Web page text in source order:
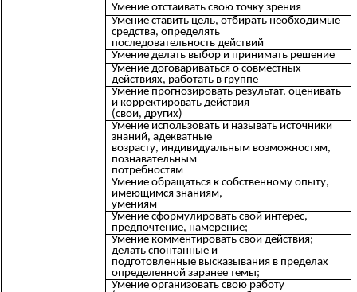
Умение отстаивать свою точку зрения
Умение ставить цель, отбирать необходимые
средства, определять
последовательность действий
Умение делать выбор и принимать решение
Умение договариваться о совместных
действиях, работать в группе
Умение прогнозировать результат, оценивать
и корректировать действия
(свои, других)
Умение использовать и называть источники
знаний, адекватные
возрасту, индивидуальным возможностям,
познавательным
потребностям
Умение обращаться к собственному опыту,
имеющимся знаниям,
умениям
Умение сформулировать свой интерес,
предпочтение, намерение;
Умение комментировать свои действия;
делать спонтанные и
подготовленные высказывания в пределах
определенной заранее темы;
Умение организовать свою работу